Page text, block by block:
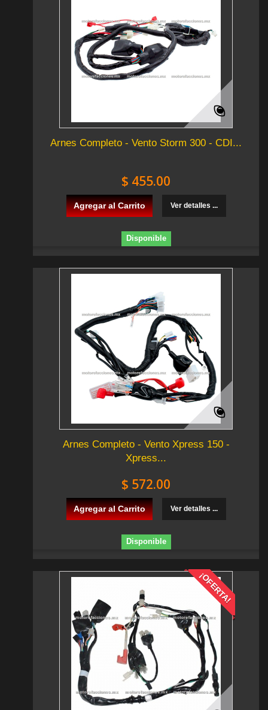
Arnes Completo - Vento Storm 300 - CDI...
$ 455.00
Agregar al Carrito Ver detalles ...
Disponible
Arnes Completo - Vento Xpress 150 -
Xpress...
$ 572.00
Agregar al Carrito Ver detalles ...
Disponible
¡OFERTA!